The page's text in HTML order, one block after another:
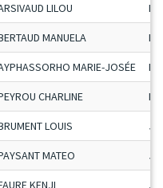
LILOU
MANUELA
MARIE-JOSÉE
CHARLINE
LOUIS
MATEO
KENJI